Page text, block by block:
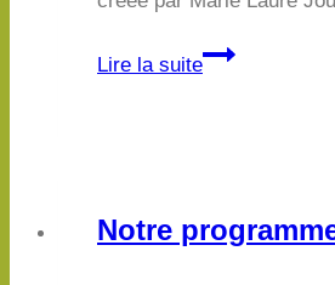
Lire la suite
Une
bien…
Notre